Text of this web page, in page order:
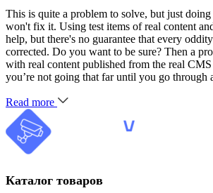
This is quite a problem to solve, but just
won't fix it. Using test items of real content
help, but there's no guarantee that every
corrected. Do you want to be sure? Then a
with real content published from the real
you’re not going that far until you go through
Read more
Каталог товаров